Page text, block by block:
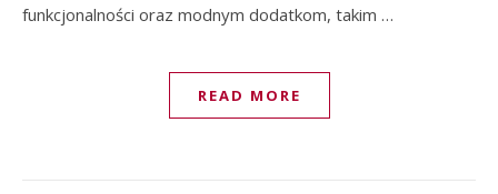
funkcjonalności oraz modnym dodatkom, takim …
READ MORE